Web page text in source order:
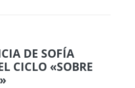
DE SOFÍA
CICLO «SOBRE